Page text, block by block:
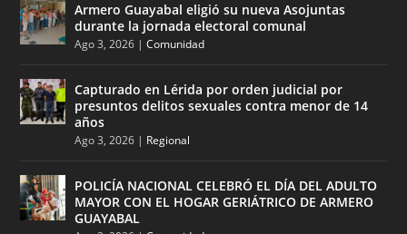
Armero Guayabal eligió su nueva Asojuntas
durante la jornada electoral comunal
Ago 3, 2026 |Comunidad
Capturado en Lérida por orden judicial por
presuntos delitos sexuales contra menor de 14
años
Ago 3, 2026 | Regional
POLICÍA NACIONAL CELEBRÓ EL DÍA DEL ADULTO
MAYOR CON EL HOGAR GERIÁTRICO DE ARMERO
GUAYABAL